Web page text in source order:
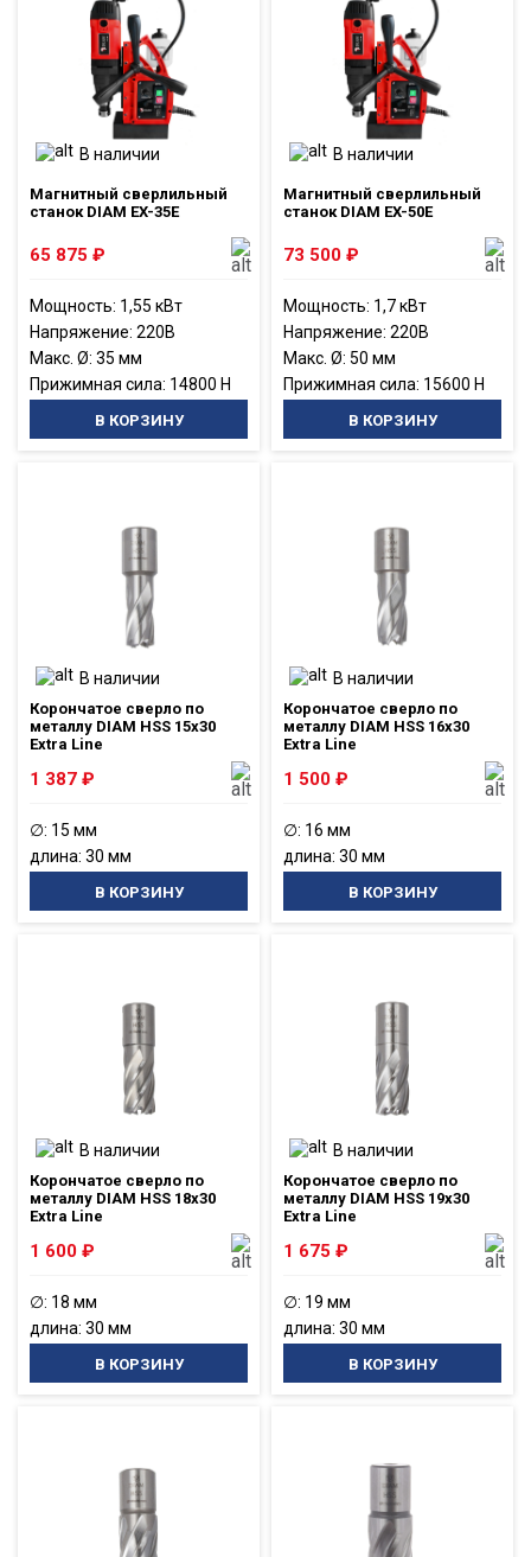
В наличии
Магнитный сверлильный
станок DIAM EX-35E
65 875 ₽
Мощность: 1,55 кВт
Напряжение: 220В
Макс. Ø: 35 мм
Прижимная сила: 14800 Н
В КОРЗИНУ
В наличии
Магнитный сверлильный
станок DIAM EX-50E
73 500 ₽
Мощность: 1,7 кВт
Напряжение: 220В
Макс. Ø: 50 мм
Прижимная сила: 15600 Н
В КОРЗИНУ
В наличии
Корончатое сверло по
металлу DIAM HSS 15x30
Extra Line
1 387 ₽
∅: 15 мм
длина: 30 мм
В КОРЗИНУ
В наличии
Корончатое сверло по
металлу DIAM HSS 16x30
Extra Line
1 500 ₽
∅: 16 мм
длина: 30 мм
В КОРЗИНУ
В наличии
Корончатое сверло по
металлу DIAM HSS 18x30
Extra Line
1 600 ₽
∅: 18 мм
длина: 30 мм
В КОРЗИНУ
В наличии
Корончатое сверло по
металлу DIAM HSS 19x30
Extra Line
1 675 ₽
∅: 19 мм
длина: 30 мм
В КОРЗИНУ